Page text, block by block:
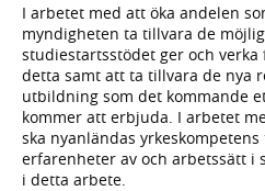
I arbetet med att öka andelen
myndigheten ta tillvara de
studiestartsstödet ger och
detta samt att ta tillvara de nya
utbildning som det kommande
kommer att erbjuda. I arbetet
ska nyanländas
erfarenheter av och arbetssätt i
i detta arbete.